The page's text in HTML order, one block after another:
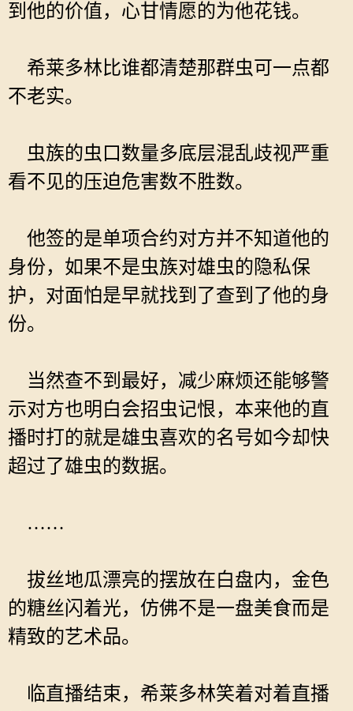
到他的价值，心甘情愿的为他花钱。
希莱多林比谁都清楚那群虫可一点都
不老实。
虫族的虫口数量多底层混乱歧视严重
看不见的压迫危害数不胜数。
他签的是单项合约对方并不知道他的
身份，如果不是虫族对雄虫的隐私保
护，对面怕是早就找到了查到了他的身
份。
当然查不到最好，减少麻烦还能够警
示对方也明白会招虫记恨，本来他的直
播时打的就是雄虫喜欢的名号如今却快
超过了雄虫的数据。
……
拔丝地瓜漂亮的摆放在白盘内，金色
的糖丝闪着光，仿佛不是一盘美食而是
精致的艺术品。
临直播结束，希莱多林笑着对着直播